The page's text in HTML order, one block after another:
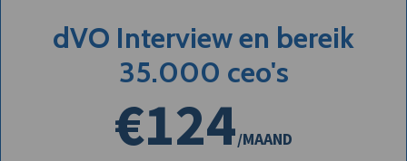
dVO Interview en bereik
35.000 ceo's
€124/MAAND